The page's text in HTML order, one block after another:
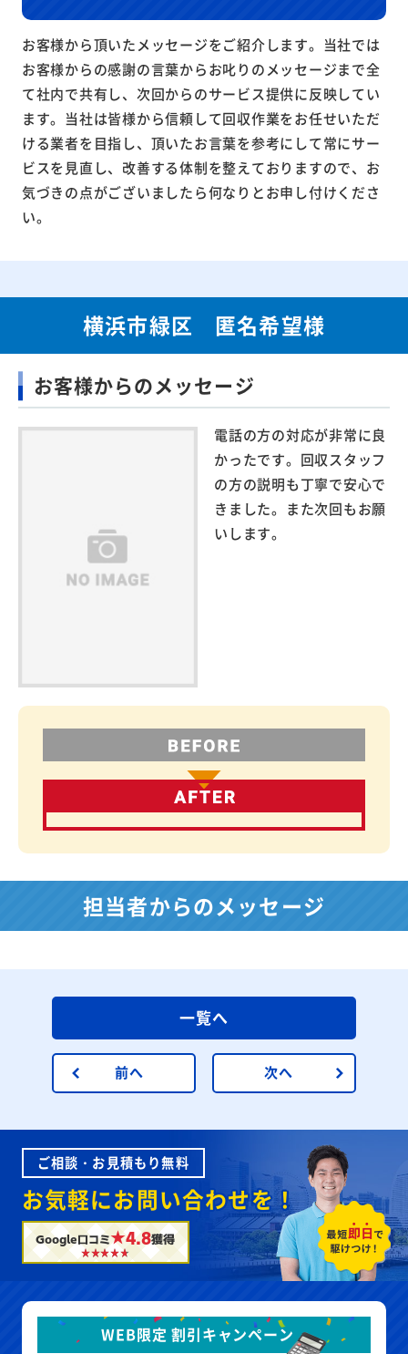
お客様から頂いたメッセージをご紹介します。当社では
お客様からの感謝の言葉からお叱りのメッセージまで全
て社内で共有し、次回からのサービス提供に反映してい
ます。当社は皆様から信頼して回収作業をお任せいただ
ける業者を目指し、頂いたお言葉を参考にして常にサー
ビスを見直し、改善する体制を整えておりますので、お
気づきの点がございましたら何なりとお申し付けくださ
い。
横浜市緑区 匿名希望様
お客様からのメッセージ
電話の方の対応が非常に良
かったです。回収スタッフ
の方の説明も丁寧で安心で
きました。また次回もお願
いします。
担当者からのメッセージ
前へ
一覧へ
次へ
ご相談・お見積もり無料
お気軽にお問い合わせを！
Google口コミ★4.8獲得
WEB限定 割引キャンペーン